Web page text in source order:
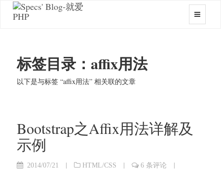
标签目录：affix用法
以下是与标签 “affix用法” 相关联的文章
Bootstrap之Affix用法详解及
示例
2014/07/21 | HTML/CSS | 6 条评论
|